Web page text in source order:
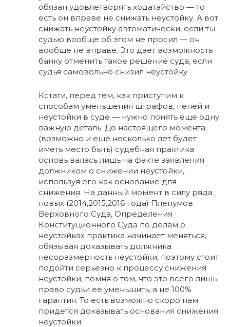
обязан удовлетворять ходатайство — то
есть он вправе не снижать неустойку. А вот
снижать неустойку автоматически, если ты
судью вообще об этом не просил — он
вообще не вправе. Это дает возможность
банку отменить такое решение суда, если
судья самовольно снизил неустойку.
Кстати, перед тем, как приступим к
способам уменьшения штрафов, пеней и
неустойки в суде — нужно понять еще одну
важную деталь. До настоящего момента
(возможно и еще несколько лет будет
иметь место быть) судебная практика
основывалась лишь на факте заявления
должником о снижении неустойки,
используя его как основание для
снижения. На данный момент в силу ряда
новых (2014,2015,2016 года) Пленумов
Верховного Суда, Определения
Конституционного Суда по делам о
неустойках практика начинает меняться,
обязывая доказывать должника
несоразмерность неустойки, поэтому стоит
подойти серьезно к процессу снижения
неустойки, помня о том, что это всего лишь
право судьи ее уменьшить, а не 100%
гарантия. То есть возможно скоро нам
придется доказывать основания снижения
неустойки.